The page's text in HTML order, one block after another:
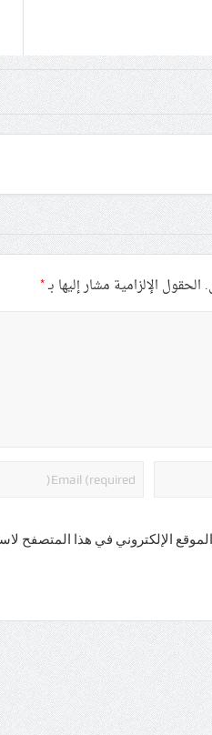
الحقول الإلزامية مشار إليها بـ*
الإلكتروني في هذا المتصفح